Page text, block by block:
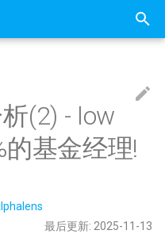
简介
课程大纲
简介
课程大纲
内容详情
简介
课程大纲
60天，怎么搭起自己的量化学习
Dropout：给温室里的AI断水断
它才能在实盘中活下来
么照搬计算机视觉的经验会失效
21天驯化AI打工仔 - 我如何获取
数据
21天驯化AI打工仔 - 开发量化交
21天驯化AI打工仔 - 数据库的优
量化新基建(三) - FastHTML：
全栈开发的终极答案
The Battle for a New Dawn
2026量化新基建(二) - sqlite 与
sqlite-utils
除了编程，量化人还能怎么用AI
Augment Remote Agent: 有了本
Agent，为什么你还需要Remote
readme
『Moonshot is all you need』 01
分钟上手极简量化回测框架
用tushare玩转月线回测：复权与
地缓存的秘密武器
01 introduction
01 为什么要学 Python
02 编程开发环境
04 项目布局和项目生成向导
01 - 这是你的量化母语
02 - Numpy核心语法[1]
04 - Numpy核心语法[3]
Dash-用Python也能做网页
量化策略中如何进行缩放和归一
matplotlib的布局问题（2）
(2) - low
基金经理!
最后更新: 2025-11-13